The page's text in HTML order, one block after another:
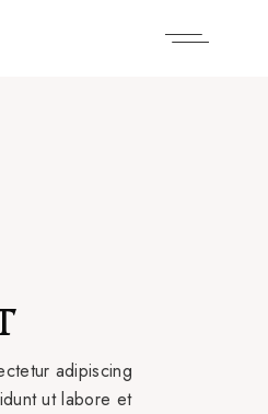
adipiscing
ut labore et